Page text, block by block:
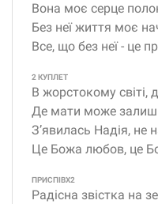
Вона моє серце
Без неї життя моє
Все, що без неї - це
2 КУПЛЕТ
В жорстокому світі,
Де мати може
З’явилась Надія, не
Це Божа любов, це
ПРИСПІВX2
Радісна звістка на